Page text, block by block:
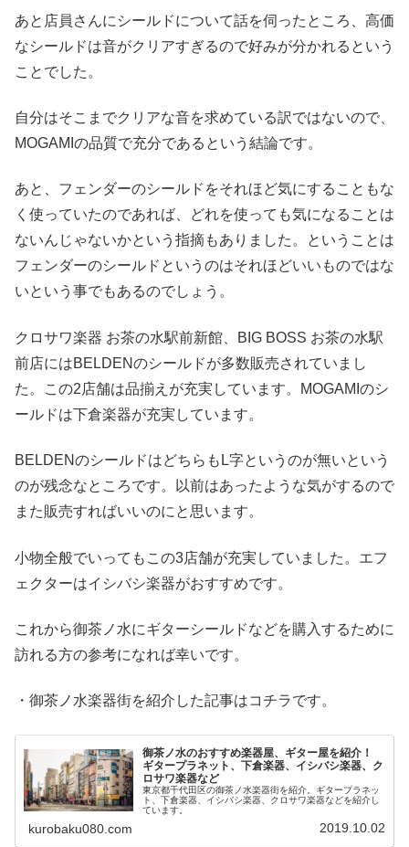
あと店員さんにシールドについて話を伺ったところ、高価
なシールドは音がクリアすぎるので好みが分かれるという
ことでした。
自分はそこまでクリアな音を求めている訳ではないので、
MOGAMIの品質で充分であるという結論です。
あと、フェンダーのシールドをそれほど気にすることもな
く使っていたのであれば、どれを使っても気になることは
ないんじゃないかという指摘もありました。ということは
フェンダーのシールドというのはそれほどいいものではな
いという事でもあるのでしょう。
クロサワ楽器 お茶の水駅前新館、BIG BOSS お茶の水駅
前店にはBELDENのシールドが多数販売されていまし
た。この2店舗は品揃えが充実しています。MOGAMIのシ
ールドは下倉楽器が充実しています。
BELDENのシールドはどちらもL字というのが無いという
のが残念なところです。以前はあったような気がするので
また販売すればいいのにと思います。
小物全般でいってもこの3店舗が充実していました。エフ
ェクターはイシバシ楽器がおすすめです。
これから御茶ノ水にギターシールドなどを購入するために
訪れる方の参考になれば幸いです。
・御茶ノ水楽器街を紹介した記事はコチラです。
御茶ノ水のおすすめ楽器屋、ギター屋を紹介！
ギタープラネット、下倉楽器、イシバシ楽器、ク
ロサワ楽器など
東京都千代田区の御茶ノ水楽器街を紹介。ギタープラネッ
ト、下倉楽器、イシバシ楽器、クロサワ楽器などを紹介し
ています。
kurobaku080.com 2019.10.02